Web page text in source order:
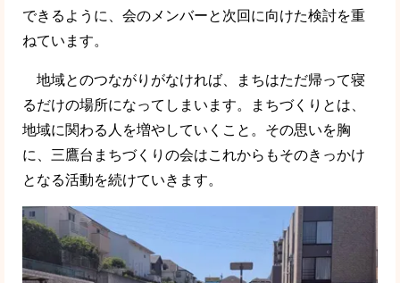
できるように、会のメンバーと次回に向けた検討を重
ねています。
地域とのつながりがなければ、まちはただ帰って寝
るだけの場所になってしまいます。まちづくりとは、
地域に関わる人を増やしていくこと。その思いを胸
に、三鷹台まちづくりの会はこれからもそのきっかけ
となる活動を続けていきます。